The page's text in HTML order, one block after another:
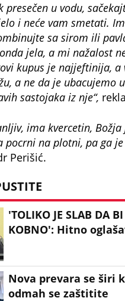
presečen u vodu,
i neće vam smetati.
sa sirom ili
jela, a mi nažalost
kupus je najjeftinija,
a ne da je ubacujemo
sastojaka iz nje“,
ima kvercetin,
pocrni na plotni, pa ga
Perišić.
'TOLIKO JE SLAB DA
KOBNO': Hitno
Nova prevara se širi
odmah se zaštitite